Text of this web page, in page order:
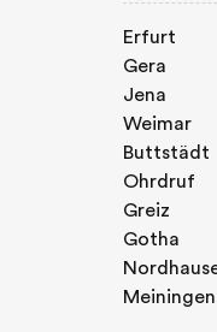
Erfurt
Gera
Jena
Weimar
Buttstädt
Ohrdruf
Greiz
Gotha
Meiningen